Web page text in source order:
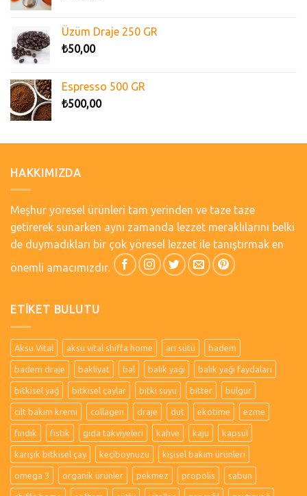
Üzüm Draje 250 GR
₺50,00
Espresso 500 GR
₺500,00
HAKKIMIZDA
Meşhur yöresel ürünleri tam yerinden ve taze taze
getirerek sunarken aynı zamanda lezzet meraklılarını belki
de duymadıkları bir çok yöresel lezzet ile tanıştırmak en
önemli amacımızdır.
ETIKET BULUTU
Aksu Vital aksu vital shiffa home arı sütü badem
badem draje bakliyat bal balık yağı balık yağı faydaları
bitkisel yağ bitkisel çaylar bitki suyu bitter bulgur
cilt bakım kremi collagen draje dut ekotime ezme
fındık fıstık gıda takviyeleri kahve kaju kapsül
karışık bitkisel çay keçiboynuzu kişisel bakım ürünleri
omega 3 organik ürünler pekmez propolis sabun